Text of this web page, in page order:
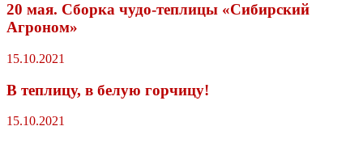
20 мая. Сборка чудо-теплицы «Сибирский
Агроном»
15.10.2021
В теплицу, в белую горчицу!
15.10.2021